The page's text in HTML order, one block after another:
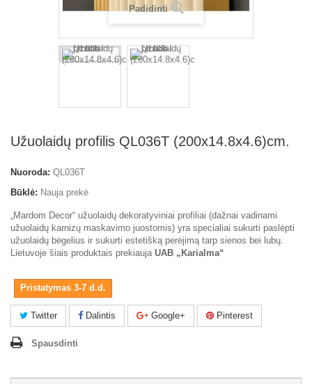
Padidinti
Užuolaidų profilis QL036T (200x14.8x4.6)cm.
Nuoroda: QL036T
Būklė: Nauja prekė
„Mardom Decor“ užuolaidų dekoratyviniai profiliai (dažnai vadinami
užuolaidų karnizų maskavimo juostomis) yra specialiai sukurti paslėpti
užuolaidų bėgelius ir sukurti estetišką perėjimą tarp sienos bei lubų.
Lietuvoje šiais produktais prekiauja UAB „Karialma“
Pristatymas 3-7 d.d.
Twitter Dalintis Google+ Pinterest
Spausdinti